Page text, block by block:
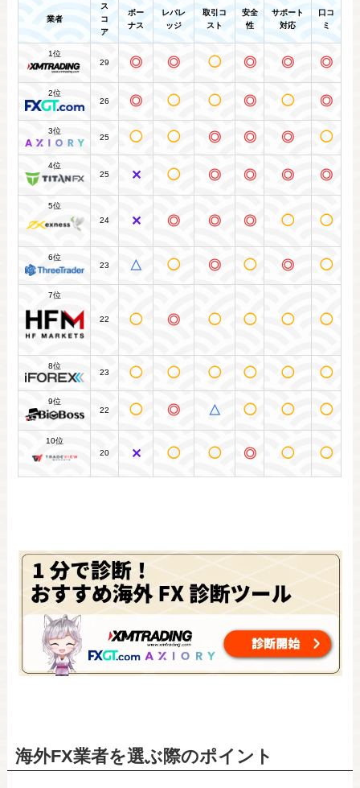
業者
ス
コ
ア
ボー
ナス
レバレ
ッジ
取引コ
スト
安全
性
サポート
対応
口コ
ミ
1位
29
◎ ◎ ◯ ◎ ◎ ◎
2位
26
◎ ◯ ◯ ◎ ◯ ◎
3位
25 ◯ ◯ ◎ ◎ ◎ ◯
4位
25
✕ ◯ ◎ ◎ ◎ ◎
5位
24
✕ ◎ ◎ ◎ ◯ ◯
6位
23
△ ◯ ◎ ◯ ◎ ◯
7位
22 ◯ ◎ ◯ ◯ ◯ ◯
8位
23 ◯ ◯ ◯ ◯ ◯ ◯
9位
22
◯ ◎ △ ◯ ◯ ◯
10位
20
✕ ◯ ◯ ◎ ◯ ◯
海外FX業者を選ぶ際のポイント